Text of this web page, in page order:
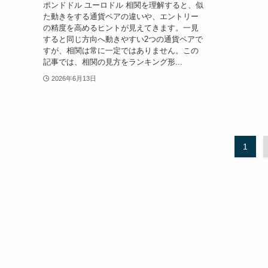
ポンドドル ユーロドル 相関を理解すると、似
た動きをする通貨ペアの違いや、エントリー
の精度を高めるヒントが見えてきます。一見
すると同じ方向へ動きやすい2つの通貨ペアで
すが、相関は常に一定ではありません。この
記事では、相関の見方をランキング形...
2026年6月13日
1